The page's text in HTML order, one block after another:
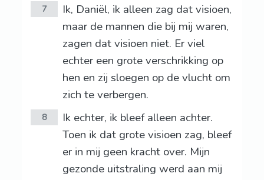
7
Ik, Daniël, ik alleen zag dat visioen,
maar de mannen die bij mij waren,
zagen dat visioen niet. Er viel
echter een grote verschrikking op
hen en zij sloegen op de vlucht om
zich te verbergen.
8
Ik echter, ik bleef alleen achter.
Toen ik dat grote visioen zag, bleef
er in mij geen kracht over. Mijn
gezonde uitstraling werd aan mij